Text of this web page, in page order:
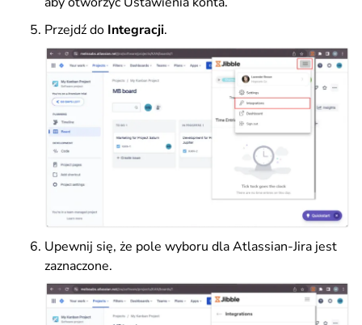
Przejdź do Integracji.
Upewnij się, że pole wyboru dla Atlassian-Jira jest
zaznaczone.